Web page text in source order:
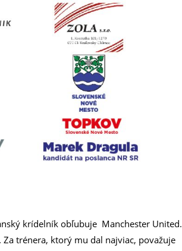
krídelník obľubuje Manchester United.
trénera, ktorý mu dal najviac, považuje